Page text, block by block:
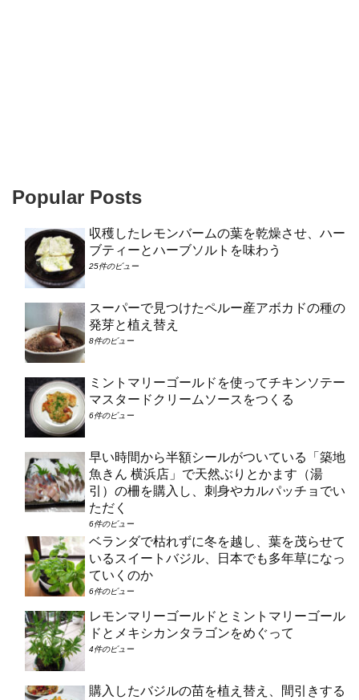
Popular Posts
収穫したレモンバームの葉を乾燥させ、ハー
ブティーとハーブソルトを味わう
25件のビュー
スーパーで見つけたペルー産アボカドの種の
発芽と植え替え
8件のビュー
ミントマリーゴールドを使ってチキンソテー
マスタードクリームソースをつくる
6件のビュー
早い時間から半額シールがついている「築地
魚きん 横浜店」で天然ぶりとかます（湯
引）の柵を購入し、刺身やカルパッチョでい
ただく
6件のビュー
ベランダで枯れずに冬を越し、葉を茂らせて
いるスイートバジル、日本でも多年草になっ
ていくのか
6件のビュー
レモンマリーゴールドとミントマリーゴール
ドとメキシカンタラゴンをめぐって
4件のビュー
購入したバジルの苗を植え替え、間引きする